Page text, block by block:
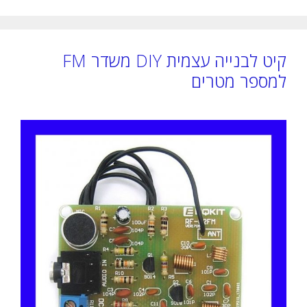
קיט לבנייה עצמית DIY משדר FM
למספר מטרים